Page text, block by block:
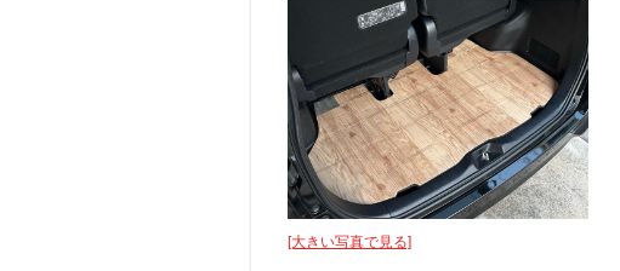
[大きい写真で見る]